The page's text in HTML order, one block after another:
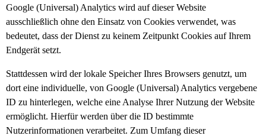
Google (Universal) Analytics wird auf dieser Website
ausschließlich ohne den Einsatz von Cookies verwendet, was
bedeutet, dass der Dienst zu keinem Zeitpunkt Cookies auf Ihrem
Endgerät setzt.
Stattdessen wird der lokale Speicher Ihres Browsers genutzt, um
dort eine individuelle, von Google (Universal) Analytics vergebene
ID zu hinterlegen, welche eine Analyse Ihrer Nutzung der Website
ermöglicht. Hierfür werden über die ID bestimmte
Nutzerinformationen verarbeitet. Zum Umfang dieser